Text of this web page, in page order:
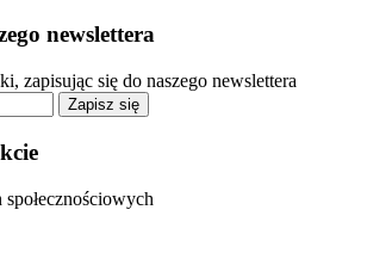
newslettera
zapisując się do naszego newslettera
Zapisz się